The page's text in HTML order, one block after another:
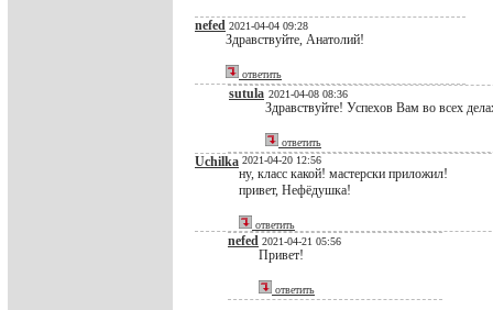
nefed 2021-04-04 09:28
Здравствуйте, Анатолий!
ответить
sutula 2021-04-08 08:36
Здравствуйте! Успехов Вам во всех
ответить
Uchilka 2021-04-20 12:56
ну, класс какой! мастерски приложил!
привет, Нефёдушка!
ответить
nefed 2021-04-21 05:56
Привет!
ответить